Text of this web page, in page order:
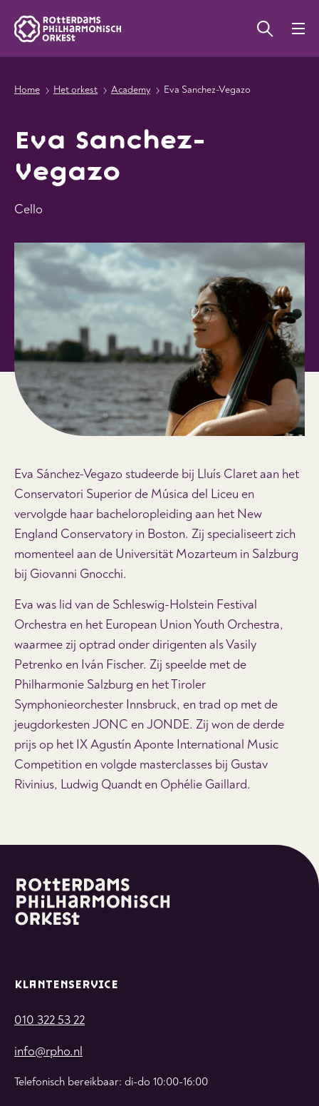
Home Het orkest Academy Eva Sanchez-Vegazo
Eva Sanchez-
Vegazo
Cello
Eva Sánchez-Vegazo studeerde bij Lluís Claret aan het
Conservatori Superior de Música del Liceu en
vervolgde haar bacheloropleiding aan het New
England Conservatory in Boston. Zij specialiseert zich
momenteel aan de Universität Mozarteum in Salzburg
bij Giovanni Gnocchi.
Eva was lid van de Schleswig-Holstein Festival
Orchestra en het European Union Youth Orchestra,
waarmee zij optrad onder dirigenten als Vasily
Petrenko en Iván Fischer. Zij speelde met de
Philharmonie Salzburg en het Tiroler
Symphonieorchester Innsbruck, en trad op met de
jeugdorkesten JONC en JONDE. Zij won de derde
prijs op het IX Agustín Aponte International Music
Competition en volgde masterclasses bij Gustav
Rivinius, Ludwig Quandt en Ophélie Gaillard.
KLANTENSERVICE
010 322 53 22
info@rpho.nl
Telefonisch bereikbaar: di-do 10:00-16:00